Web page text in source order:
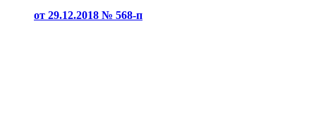
от 29.12.2018 № 568-п